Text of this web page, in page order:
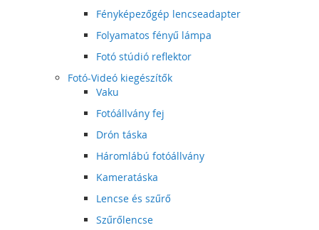
Fényképezőgép lencseadapter
Folyamatos fényű lámpa
Fotó stúdió reflektor
Fotó-Videó kiegészítők
Vaku
Fotóállvány fej
Drón táska
Háromlábú fotóállvány
Kameratáska
Lencse és szűrő
Szűrőlencse